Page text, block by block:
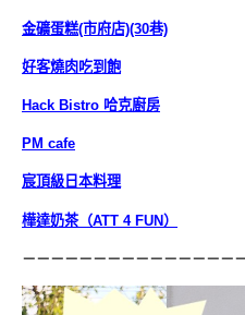
金礦蛋糕(市府店)(30巷)
好客燒肉吃到飽
Hack Bistro 哈克廚房
PM cafe
宸頂級日本料理
樺達奶茶（ATT 4 FUN）
－－－－－－－－－－－－－－－